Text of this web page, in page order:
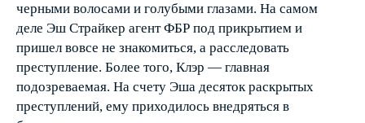
черными волосами и голубыми глазами. На самом
деле Эш Страйкер агент ФБР под прикрытием и
пришел вовсе не знакомиться, а расследовать
преступление. Более того, Клэр — главная
подозреваемая. На счету Эша десяток раскрытых
преступлений, ему приходилось внедряться в